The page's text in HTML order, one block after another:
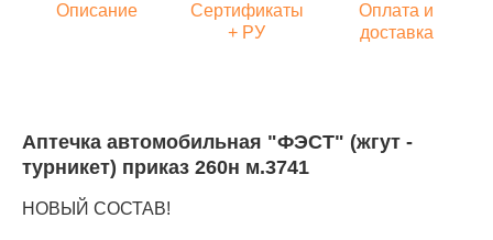
Описание
Сертификаты
+ РУ
Оплата и
доставка
Аптечка автомобильная "ФЭСТ" (жгут -
турникет) приказ 260н м.3741
НОВЫЙ СОСТАВ!